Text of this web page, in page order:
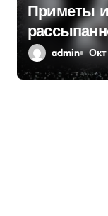
Приметы
admin